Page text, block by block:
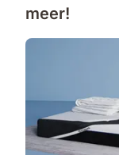
meer!